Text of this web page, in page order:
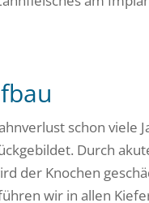
schon viele
Durch
der Knochen
wir in allen